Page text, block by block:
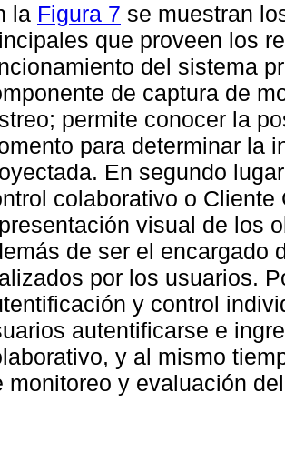
la Figura 7 se muestran
que proveen los
del sistema
de captura de
permite conocer la
para determinar la
En segundo
colaborativo o
visual de los
de ser el encargado
por los usuarios.
y control
autentificarse e
y al mismo
monitoreo y evaluación